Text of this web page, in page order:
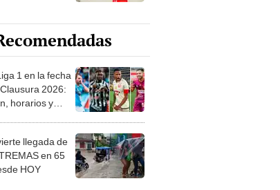
1 en la fecha
2026:
horarios y
llegada de
en 65
HOY